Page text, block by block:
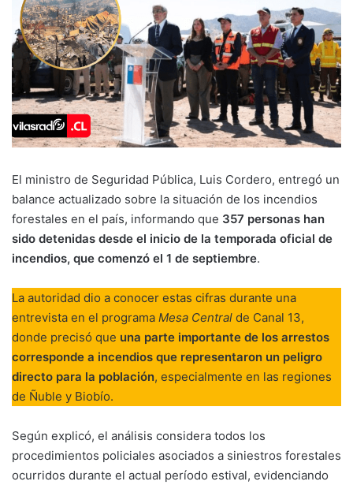
El ministro de Seguridad Pública, Luis Cordero, entregó un
balance actualizado sobre la situación de los incendios
forestales en el país, informando que 357 personas han
sido detenidas desde el inicio de la temporada oficial de
incendios, que comenzó el 1 de septiembre.
La autoridad dio a conocer estas cifras durante una
entrevista en el programa Mesa Central de Canal 13,
donde precisó que una parte importante de los arrestos
corresponde a incendios que representaron un peligro
directo para la población, especialmente en las regiones
de Ñuble y Biobío.
Según explicó, el análisis considera todos los
procedimientos policiales asociados a siniestros forestales
ocurridos durante el actual período estival, evidenciando